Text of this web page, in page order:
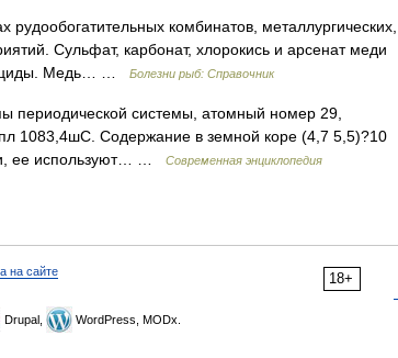
комбинатов, металлургических,
Сульфат, карбонат, хлорокись и арсенат меди
Медь… …
Болезни рыб: Справочник
периодической системы, атомный номер 29,
1083,4шC. Содержание в земной коре (4,7 5,5)?10
ее используют… …
Современная энциклопедия
18+
на сайте
Drupal, WordPress, MODx.